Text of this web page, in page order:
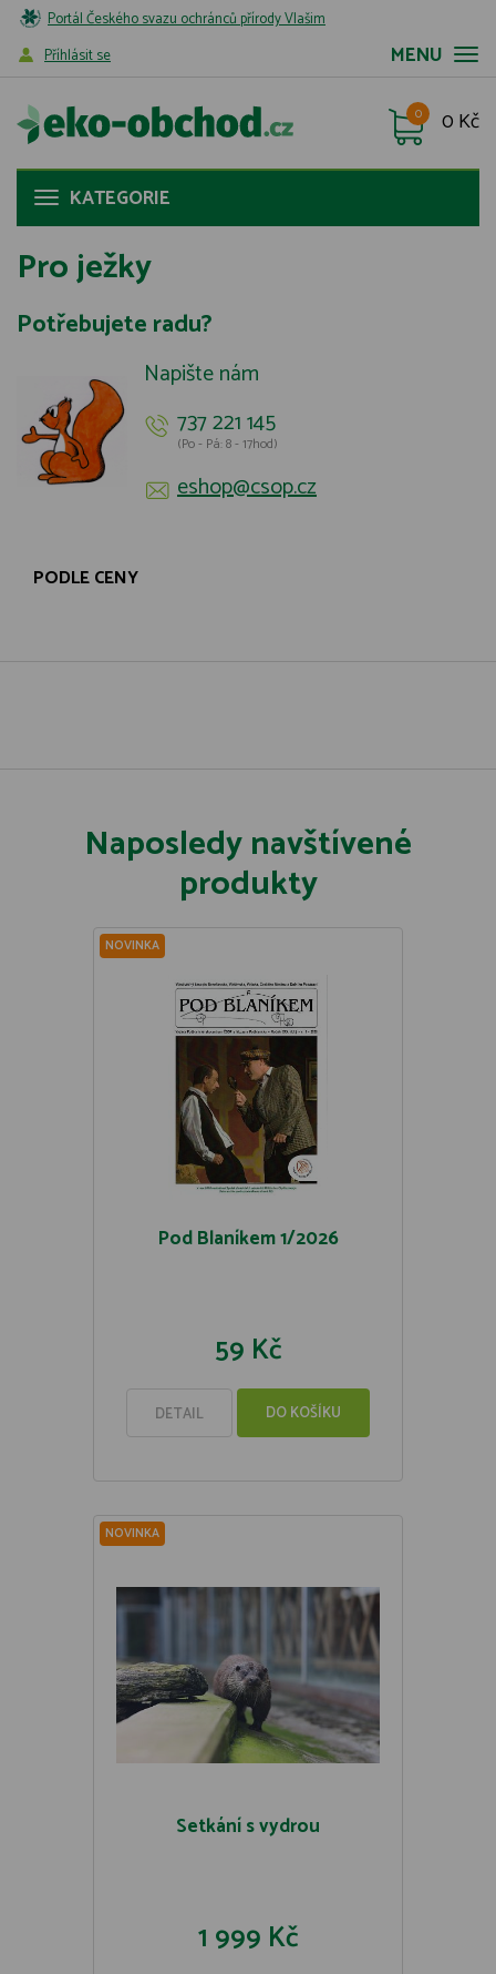
Portál Českého svazu ochránců přírody Vlašim
MENU
Příhlásit se
0 Kč
0
KATEGORIE
Pro ježky
Potřebujete radu?
Napište nám
737 221 145
(Po - Pá: 8 - 17hod)
eshop@csop.cz
PODLE CENY
Naposledy navštívené
produkty
NOVINKA
Pod Blaníkem 1/2026
59 Kč
DETAIL DO KOŠÍKU
NOVINKA
Setkání s vydrou
1 999 Kč